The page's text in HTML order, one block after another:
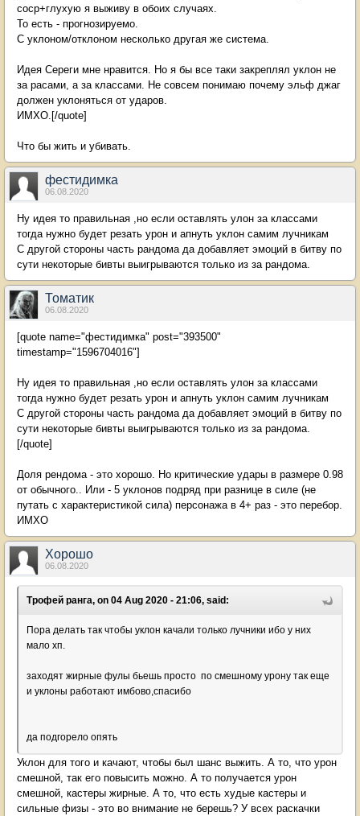
соср+глухую я выживу в обоих случаях.
То есть - прогнозируемо.
С уклоном/отклоном несколько другая же система.
Идея Сереги мне нравится. Но я бы все таки закреплял уклон не
за расами, а за классами. Не совсем понимаю почему эльф джаг
должен уклоняться от ударов.
ИМХО.[/quote]
Что бы жить и убивать.
фестидимка
06.08.2020
Ну идея то правильная ,но если оставлять улон за классами
тогда нужно будет резать урон и апнуть уклон самим лучникам
С другой стороны часть рандома да добавляет эмоций в битву по
сути некоторые бивты выигрываются только из за рандома.
Томатик
06.08.2020
[quote name="фестидимка" post="393500"
timestamp="1596704016"]
Ну идея то правильная ,но если оставлять улон за классами
тогда нужно будет резать урон и апнуть уклон самим лучникам
С другой стороны часть рандома да добавляет эмоций в битву по
сути некоторые бивты выигрываются только из за рандома.
[/quote]
Доля рендома - это хорошо. Но критические удары в размере 0.98
от обычного.. Или - 5 уклонов подряд при разнице в силе (не
путать с характеристикой сила) персонажа в 4+ раз - это перебор.
ИМХО
Хорошо
06.08.2020
Трофей ранга, on 04 Aug 2020 - 21:06, said:
Пора делать так чтобы уклон качали только лучники ибо у них
мало хп.
заходят жирные фулы бьешь просто по смешному урону так еще
и уклоны работают имбово,спасибо
да подгорело опять
Уклон для того и качают, чтобы был шанс выжить. А то, что урон
смешной, так его повысить можно. А то получается урон
смешной, кастеры жирные. А то, что есть худые кастеры и
сильные физы - это во внимание не берешь? У всех раскачки